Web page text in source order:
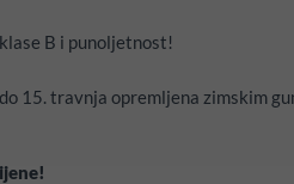
B i punoljetnost!
15. travnja opremljena zimskim